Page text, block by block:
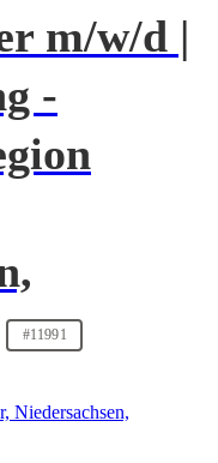
m/w/d |
-
#11991
Niedersachsen,